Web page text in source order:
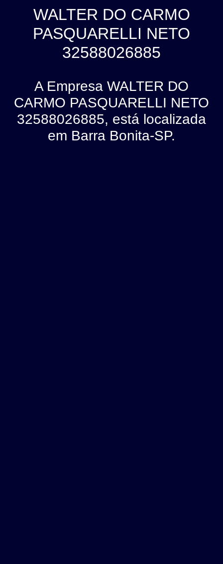
WALTER DO CARMO
PASQUARELLI NETO
32588026885
A Empresa WALTER DO
CARMO PASQUARELLI NETO
32588026885, está localizada
em Barra Bonita-SP.